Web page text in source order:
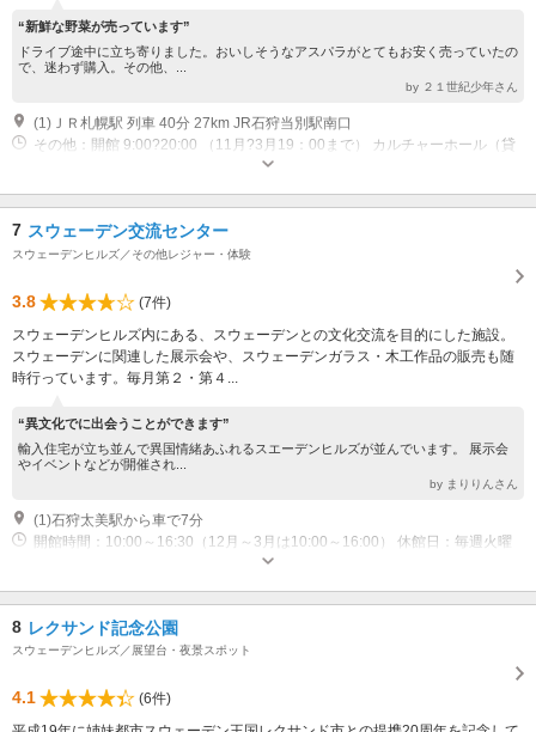
“新鮮な野菜が売っています”
ドライブ途中に立ち寄りました。おいしそうなアスパラがとてもお安く売っていたの
で、迷わず購入。その他、...
by ２１世紀少年さん
(1)ＪＲ札幌駅 列車 40分 27km JR石狩当別駅南口
その他：開館 9:00?20:00 （11月?3月19：00まで） カルチャーホール（貸
館） 営業時間 4月1日?10月31日 9:30?18:00 物販コーナー 営業時間 11月1
は翌日）
7 スウェーデン交流センター
スウェーデンヒルズ／その他レジャー・体験
3.8
(7件)
スウェーデンヒルズ内にある、スウェーデンとの文化交流を目的にした施設。
スウェーデンに関連した展示会や、スウェーデンガラス・木工作品の販売も随
時行っています。毎月第２・第４...
“異文化でに出会うことができます”
輸入住宅が立ち並んで異国情緒あふれるスエーデンヒルズが並んでいます。 展示会
やイベントなどが開催され...
by まりりんさん
(1)石狩太美駅から車で7分
開館時間：10:00～16:30（12月～3月は10:00～16:00） 休館日：毎週火曜
休館（12月～3月は祝祭日および火曜日休館）
8 レクサンド記念公園
スウェーデンヒルズ／展望台・夜景スポット
4.1
(6件)